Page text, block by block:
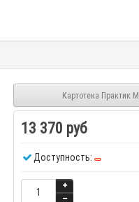
Картотека Практик
13 370 руб
Доступность: